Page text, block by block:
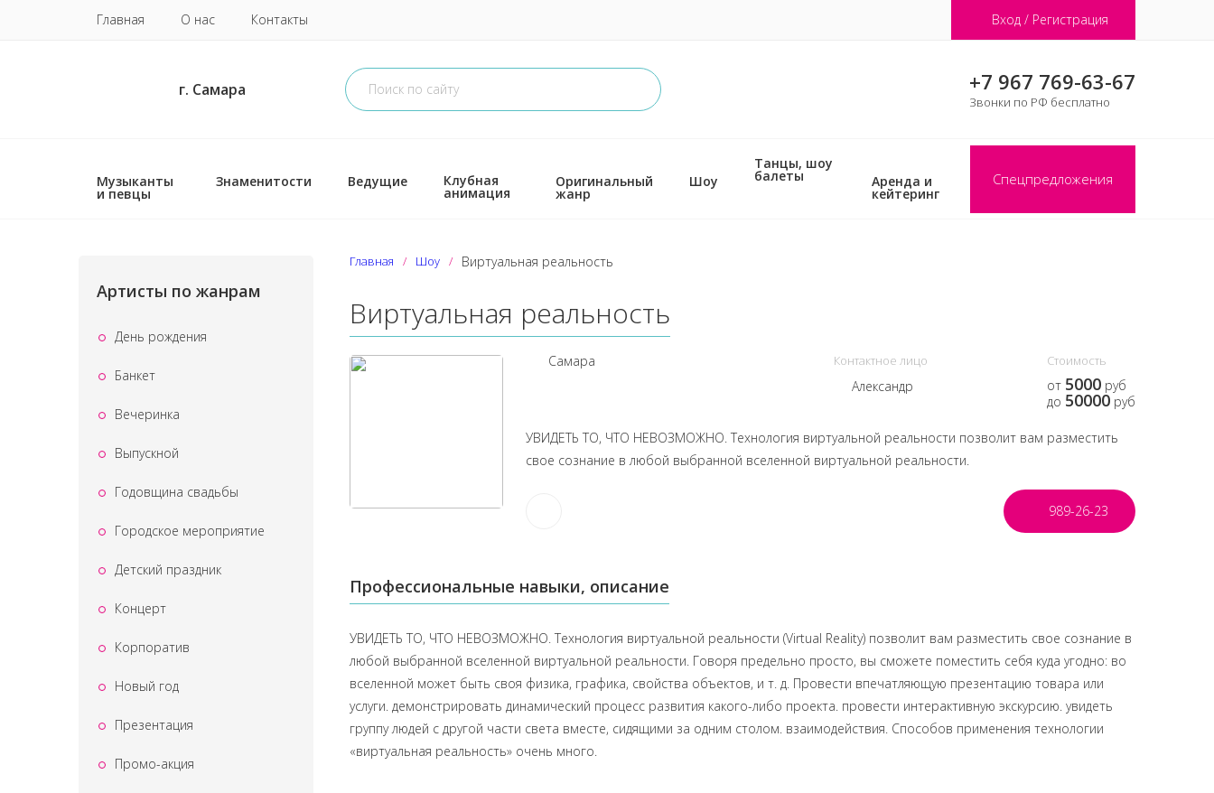
Главная О нас Контакты Вход / Регистрация
г. Самара +7 967 769-63-67
Звонки по РФ бесплатно
Музыканты
и певцы
Знаменитости Ведущие Клубная
анимация
Оригинальный
жанр
Шоу
Танцы, шоу
балеты Аренда и
кейтеринг
Спецпредложения
Артисты по жанрам
День рождения
Банкет
Вечеринка
Выпускной
Годовщина свадьбы
Городское мероприятие
Детский праздник
Концерт
Корпоратив
Новый год
Презентация
Промо-акция
Главная Шоу Виртуальная реальность
Виртуальная реальность
Самара Контактное лицо
Александр
Стоимость
от 5000 руб
до 50000 руб
УВИДЕТЬ ТО, ЧТО НЕВОЗМОЖНО. Технология виртуальной реальности позволит вам разместить
свое сознание в любой выбранной вселенной виртуальной реальности.
989-26-23
Профессиональные навыки, описание
УВИДЕТЬ ТО, ЧТО НЕВОЗМОЖНО. Технология виртуальной реальности (Virtual Reality) позволит вам разместить свое сознание в
любой выбранной вселенной виртуальной реальности. Говоря предельно просто, вы сможете поместить себя куда угодно: во
вселенной может быть своя физика, графика, свойства объектов, и т. д. Провести впечатляющую презентацию товара или
услуги. демонстрировать динамический процесс развития какого-либо проекта. провести интерактивную экскурсию. увидеть
группу людей с другой части света вместе, сидящими за одним столом. взаимодействия. Способов применения технологии
«виртуальная реальность» очень много.